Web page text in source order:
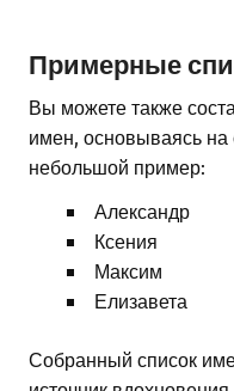
Примерные
Вы можете также
имен, основываясь на
небольшой пример:
Александр
Ксения
Максим
Елизавета
Собранный список